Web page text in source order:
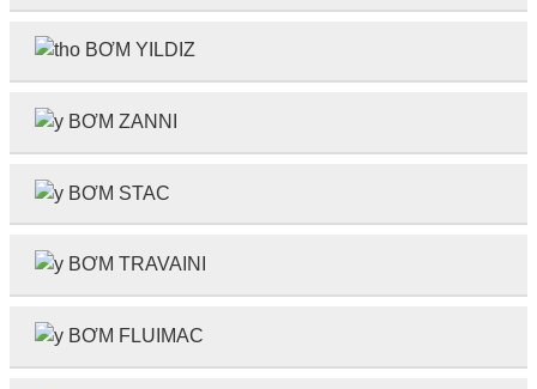
BƠM YILDIZ
BƠM ZANNI
BƠM STAC
BƠM TRAVAINI
BƠM FLUIMAC